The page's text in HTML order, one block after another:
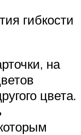
гибкости
на
цвета.